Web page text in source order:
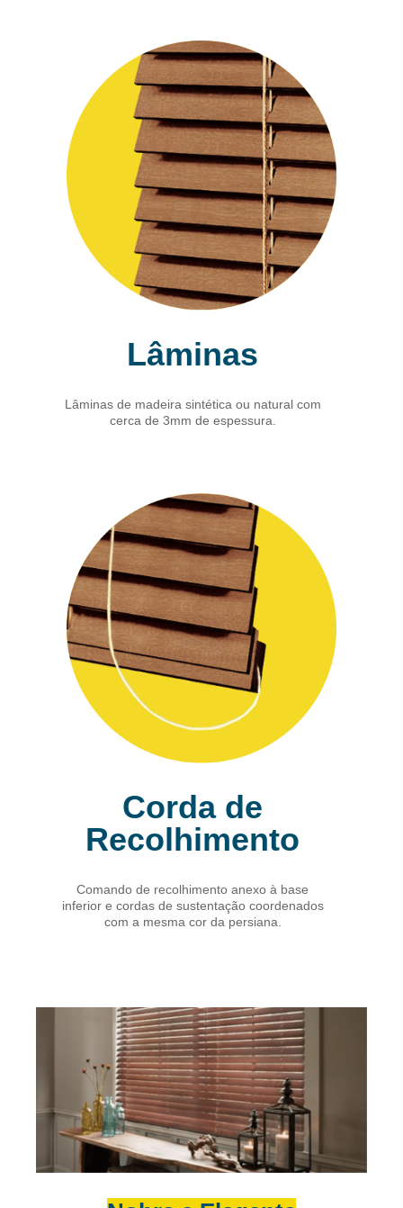
Lâminas
Lâminas de madeira sintética ou natural com
cerca de 3mm de espessura.
Corda de
Recolhimento
Comando de recolhimento anexo à base
inferior e cordas de sustentação coordenados
com a mesma cor da persiana.